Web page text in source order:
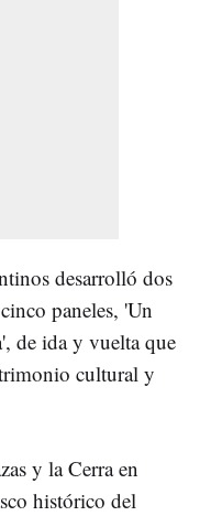
desarrolló dos
paneles, 'Un
de ida y vuelta que
cultural y
y la Cerra en
histórico del